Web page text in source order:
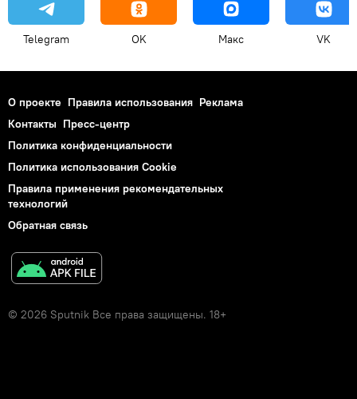
Telegram OK Макс VK
О проекте Правила использования Реклама
Контакты Пресс-центр
Политика конфиденциальности
Политика использования Cookie
Правила применения рекомендательных
технологий
Обратная связь
© 2026 Sputnik Все права защищены. 18+